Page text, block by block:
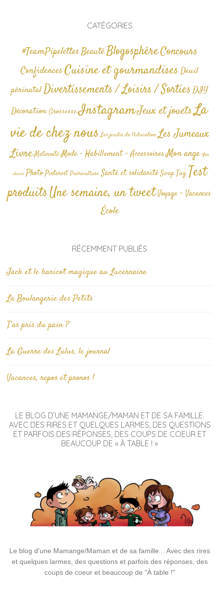
CATÉGORIES
#TeamPipelettesBeautéBlogosphèreConcours
Confidences Cuisine et gourmandises Deuil
périnatalDivertissements / Loisirs / SortiesDIY
Décoration GrossesseInstagramJeux et jouetsLa
vie de chez nous Les jeudis de l'éducation Les Jumeaux
Livre Maternité Mode - Habillement - AccessoiresMon ange Non
classé Photo Pinterest Puériculture Santé et solidarité Swap TagTest
produitsUne semaine, un tweetVoyage - Vacances
École
RÉCEMMENT PUBLIÉS
Jack et le haricot magique au Lucernaire
La Boulangerie des Petits
T’as pris du pain ?
La Guerre des Lulus, le journal
Vacances, repos et pronos !
LE BLOG D’UNE MAMANGE/MAMAN ET DE SA FAMILLE.
AVEC DES RIRES ET QUELQUES LARMES, DES QUESTIONS
ET PARFOIS DES RÉPONSES, DES COUPS DE COEUR ET
BEAUCOUP DE « À TABLE ! »
Le blog d'une Mamange/Maman et de sa famille... Avec des rires
et quelques larmes, des questions et parfois des réponses, des
coups de coeur et beaucoup de "À table !"